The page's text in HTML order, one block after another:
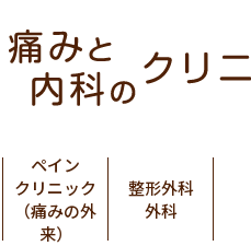
ペイン
クリニック
（痛みの外
来）
整形外科
外科